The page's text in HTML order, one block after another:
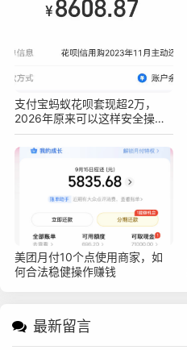
支付宝蚂蚁花呗套现超2万，
2026年原来可以这样安全操作
不被查！真实亲测方法分享
美团月付10个点使用商家，如
何合法稳健操作赚钱
最新留言